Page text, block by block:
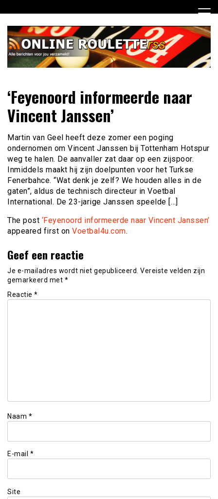
naar
inhoud
Online Roulette RSS
verzameld
‘Feyenoord informeerde naar
Vincent Janssen’
Martin van Geel heeft deze zomer een poging
ondernomen om Vincent Janssen bij Tottenham Hotspur
weg te halen. De aanvaller zat daar op een zijspoor.
Inmiddels maakt hij zijn doelpunten voor het Turkse
Fenerbahce. “Wat denk je zelf? We houden alles in de
gaten”, aldus de technisch directeur in Voetbal
International. De 23-jarige Janssen speelde […]
The post ‘Feyenoord informeerde naar Vincent Janssen’
appeared first on Voetbal4u.com.
Geef een reactie
Je e-mailadres wordt niet gepubliceerd. Vereiste velden zijn
gemarkeerd met *
Reactie *
Naam *
E-mail *
Site